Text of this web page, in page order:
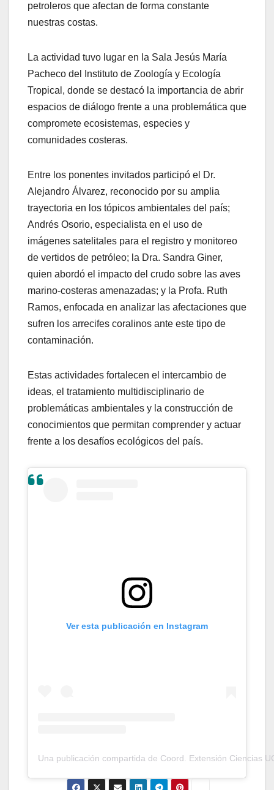
petroleros que afectan de forma constante
nuestras costas.
La actividad tuvo lugar en la Sala Jesús María
Pacheco del Instituto de Zoología y Ecología
Tropical, donde se destacó la importancia de abrir
espacios de diálogo frente a una problemática que
compromete ecosistemas, especies y
comunidades costeras.
Entre los ponentes invitados participó el Dr.
Alejandro Álvarez, reconocido por su amplia
trayectoria en los tópicos ambientales del país;
Andrés Osorio, especialista en el uso de
imágenes satelitales para el registro y monitoreo
de vertidos de petróleo; la Dra. Sandra Giner,
quien abordó el impacto del crudo sobre las aves
marino-costeras amenazadas; y la Profa. Ruth
Ramos, enfocada en analizar las afectaciones que
sufren los arrecifes coralinos ante este tipo de
contaminación.
Estas actividades fortalecen el intercambio de
ideas, el tratamiento multidisciplinario de
problemáticas ambientales y la construcción de
conocimientos que permitan comprender y actuar
frente a los desafíos ecológicos del país.
Ver esta publicación en Instagram
Una publicación compartida de Coord. Extensión Ciencias